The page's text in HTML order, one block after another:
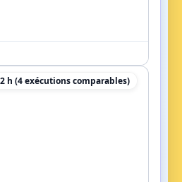
h (4 exécutions comparables)